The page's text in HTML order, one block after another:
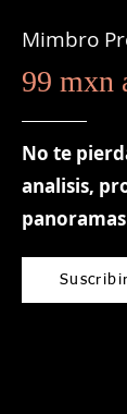
Mimbro
99 mxn
No te
analisis,